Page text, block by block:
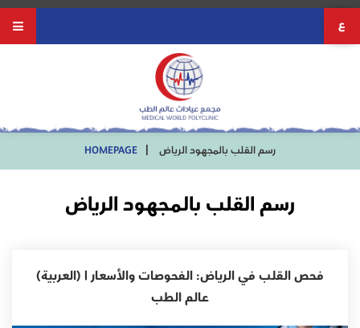
ع
HOMEPAGE رسم القلب بالمجهود الرياض
رسم القلب بالمجهود الرياض
(العربية) فحص القلب في الرياض: الفحوصات والأسعار |
عالم الطب